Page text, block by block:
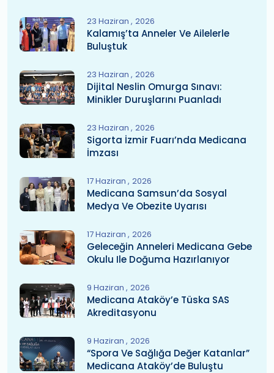
23 Haziran 2026
Kalamış’ta Anneler Ve Ailelerle
Buluştuk
23 Haziran 2026
Dijital Neslin Omurga Sınavı:
Minikler Duruşlarını Puanladı
23 Haziran 2026
Sigorta İzmir Fuarı’nda Medicana
İmzası
17 Haziran 2026
Medicana Samsun’da Sosyal
Medya Ve Obezite Uyarısı
17 Haziran 2026
Geleceğin Anneleri Medicana Gebe
Okulu Ile Doğuma Hazırlanıyor
9 Haziran 2026
Medicana Ataköy’e Tüska SAS
Akreditasyonu
9 Haziran 2026
“Spora Ve Sağlığa Değer Katanlar”
Medicana Ataköy’de Buluştu